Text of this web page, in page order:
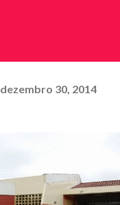
dezembro 30, 2014